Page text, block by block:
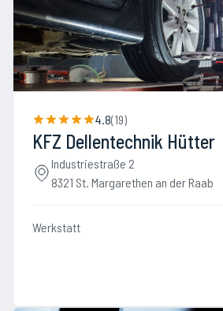
4.8(19)
KFZ Dellentechnik Hütter
Industriestraße 2
8321 St. Margarethen an der Raab
Werkstatt